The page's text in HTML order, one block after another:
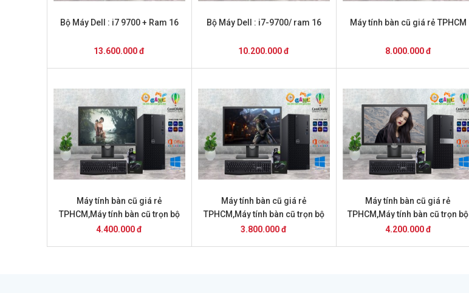
Bộ Máy Dell : i7 9700 + Ram 16
13.600.000 đ
Bộ Máy Dell : i7-9700/ ram 16
10.200.000 đ
Máy tính bàn cũ giá rẻ TPHCM
8.000.000 đ
Máy tính bàn cũ giá rẻ
TPHCM,Máy tính bàn cũ trọn bộ
giá 4.2 triệu Máy tính bàn cũ giá
4.400.000 đ
Máy tính bàn cũ giá rẻ
TPHCM,Máy tính bàn cũ trọn bộ
giá 3,8 triệu
3.800.000 đ
Máy tính bàn cũ giá rẻ
TPHCM,Máy tính bàn cũ trọn bộ
giá 4.2 triệu
4.200.000 đ